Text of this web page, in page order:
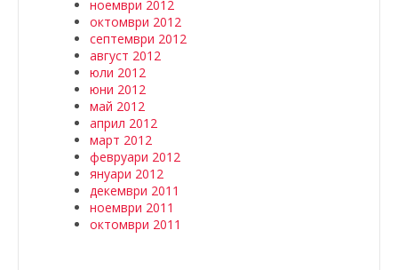
ноември 2012
октомври 2012
септември 2012
август 2012
юли 2012
юни 2012
май 2012
април 2012
март 2012
февруари 2012
януари 2012
декември 2011
ноември 2011
октомври 2011